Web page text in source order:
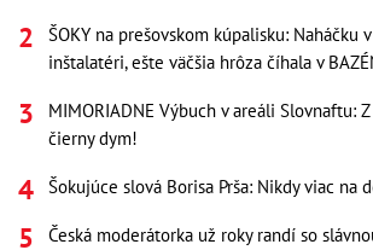
ŠOKY na prešovskom kúpalisku: Naháčku
inštalatéri, ešte väčšia hrôza číhala v
MIMORIADNE Výbuch v areáli Slovnaftu:
čierny dym!
Šokujúce slová Borisa Prša: Nikdy viac na
Česká moderátorka už roky randí so